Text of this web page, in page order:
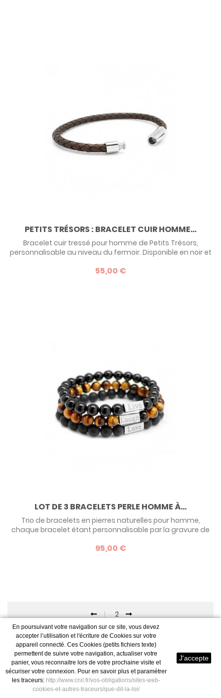
PETITS TRÉSORS : BRACELET CUIR HOMME...
Bracelet cuir tressé pour homme de Petits Trésors,
personnalisable au niveau du fermoir. Disponible en noir et
sobre et discret.
55,00 €
LOT DE 3 BRACELETS PERLE HOMME À...
Trio de bracelets en pierres naturelles pour homme,
chaque bracelet étant personnalisable par la gravure de
profitez des trois plaques à graver pour écrire un message
95,00 €
1
2
Résultats 1 - 24 sur 39.
LE BRACELET HOMME EST
TENDANCE !
Porter un bracelet n’est plus l’apanage des femmes, c’est
En poursuivant votre navigation sur ce site, vous devez
accepter l’utilisation et l'écriture de Cookies sur votre
appareil connecté. Ces Cookies (petits fichiers texte)
permettent de suivre votre navigation, actualiser votre
panier, vous reconnaitre lors de votre prochaine visite et
sécuriser votre connexion. Pour en savoir plus et paramétrer
les traceurs: http://www.cnil.fr/vos-obligations/sites-web-
cookies-et-autres-traceurs/que-dit-la-loi/
J'accepte